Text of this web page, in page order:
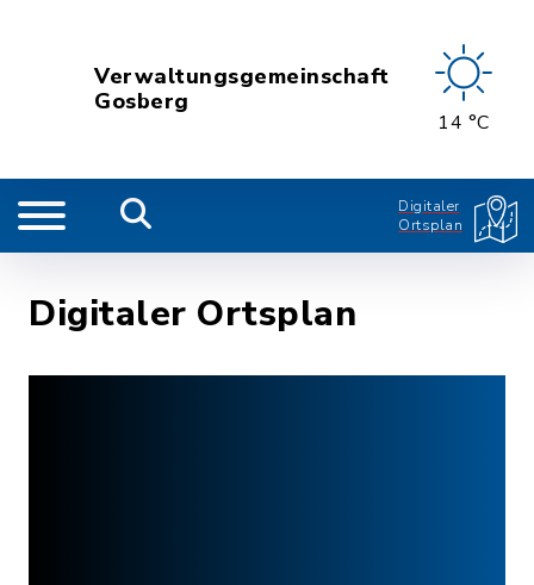
Verwaltungsgemeinschaft
Gosberg
14 °C
Digitaler
Ortsplan
Digitaler Ortsplan